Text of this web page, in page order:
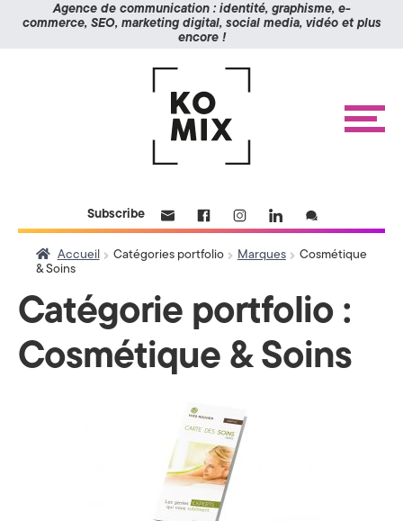
Agence de communication : identité, graphisme, e-
commerce, SEO, marketing digital, social media, vidéo et plus
encore !
O
M
>
A
g
e
n
M
RÉALISATIONS
ÉTUDES DE CAS
CONTACT
Subscribe
Accueil Catégories portfolio Marques
Cosmétique
& Soins
Catégorie portfolio :
Cosmétique & Soins
Panneau de gestion des cookies